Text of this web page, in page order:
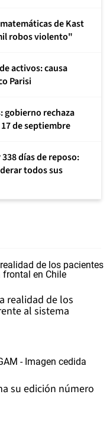
de Kast
robos violento"
activos: causa
Parisi
gobierno rechaza
de septiembre
días de reposo:
todos sus
realidad de los
al sistema
su edición número